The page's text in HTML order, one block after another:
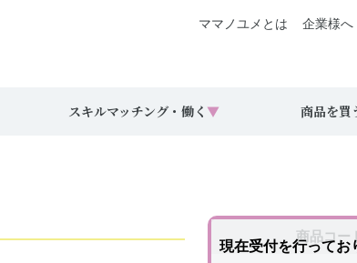
ママノユメとは 企業様へ
スキルマッチング・働く ▼ 商品を買
商品コー
現在受付を行ってお